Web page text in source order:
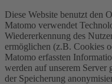
Diese Website benutzt den
Matomo verwendet
Wiedererkennung des
ermöglichen (z.B. Cookies
Matomo erfassten
werden auf unserem
der Speicherung